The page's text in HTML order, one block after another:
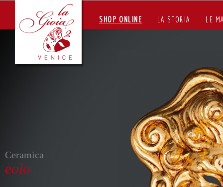
SHOP ONLINE LA STORIA LE
Ceramica
eolo